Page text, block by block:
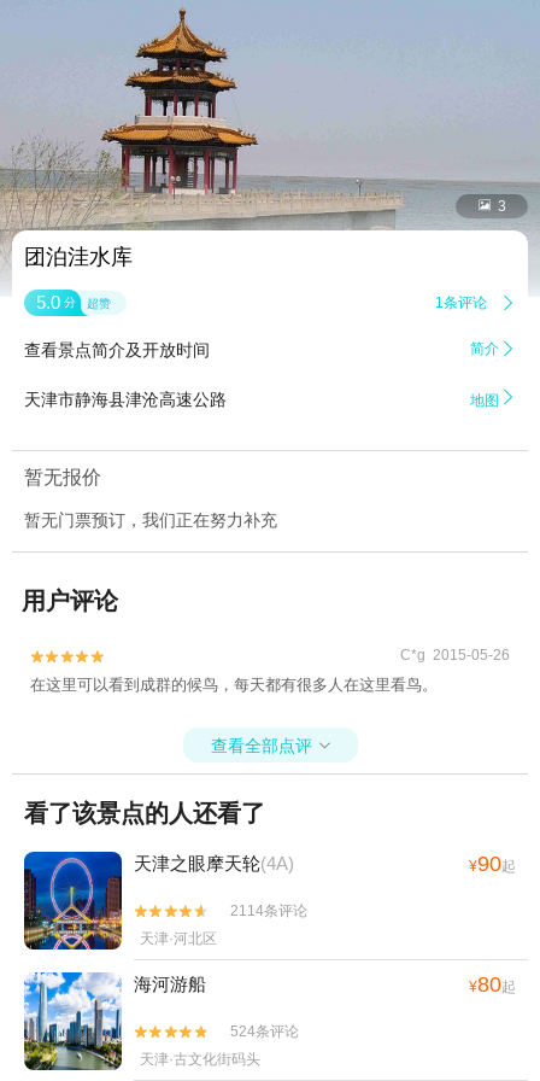
 3
团泊洼水库
5.0 分 超赞 1条评论 
查看景点简介及开放时间 简介 
天津市静海县津沧高速公路 地图 
暂无报价
暂无门票预订，我们正在努力补充
用户评论

 C*g 2015-05-26
在这里可以看到成群的候鸟，每天都有很多人在这里看鸟。
查看全部点评 
看了该景点的人还看了
天津之眼摩天轮(4A) ¥90起


2114条评论
天津·河北区
海河游船 ¥80起


524条评论
天津·古文化街码头